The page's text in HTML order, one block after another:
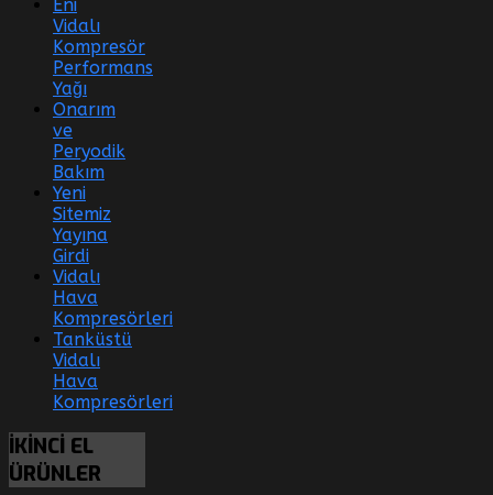
Eni
Vidalı
Kompresör
Performans
Yağı
Onarım
ve
Peryodik
Bakım
Yeni
Sitemiz
Yayına
Girdi
Vidalı
Hava
Kompresörleri
Tanküstü
Vidalı
Hava
Kompresörleri
İKİNCİ EL
ÜRÜNLER